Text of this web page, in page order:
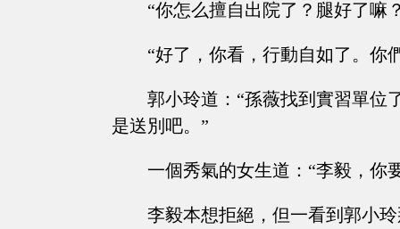
“你怎么擅自出院了？腿好了嘛
“好了，你看，行動自如了。你
郭小玲道：“孫薇找到實習單位
是送別吧。”
一個秀氣的女生道：“李毅，你
李毅本想拒絕，但一看到郭小